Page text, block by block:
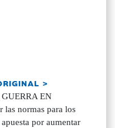
>
EN
normas para los
por aumentar